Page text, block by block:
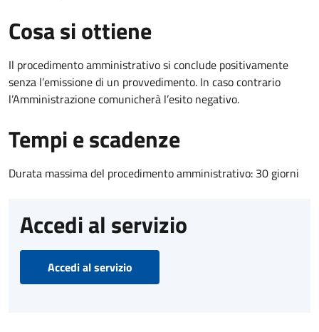
Cosa si ottiene
Il procedimento amministrativo si conclude positivamente
senza l’emissione di un provvedimento. In caso contrario
l’Amministrazione comunicherà l’esito negativo.
Tempi e scadenze
Durata massima del procedimento amministrativo: 30 giorni
Accedi al servizio
Accedi al servizio